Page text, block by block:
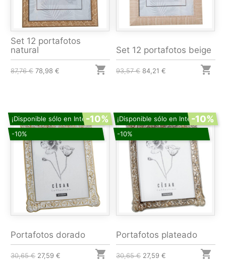
Set 12 portafotos
natural
87,76 € 78,98 € 
Set 12 portafotos beige
93,57 € 84,21 € 
¡Disponible sólo en Internet!
-10%
-10%
Portafotos dorado
30,65 € 27,59 € 
¡Disponible sólo en Internet!
-10%
-10%
Portafotos plateado
30,65 € 27,59 € 